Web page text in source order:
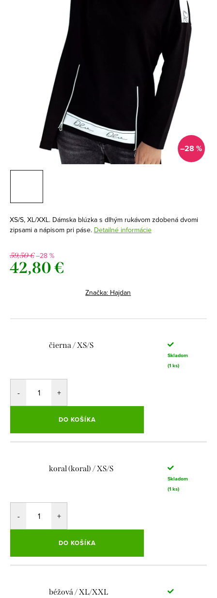
–28 %
XS/S, XL/XXL. Dámska blúzka s dlhým rukávom zdobená dvomi
zipsami a nápisom pri páse. Detailné informácie
59,50 €–28 %
42,80 €
Značka: Hajdan
čierna / XS/S
Skladom
(1 ks)
DO KOŠÍKA
koral (koral) / XS/S
Skladom
(1 ks)
DO KOŠÍKA
béžová / XL/XXL